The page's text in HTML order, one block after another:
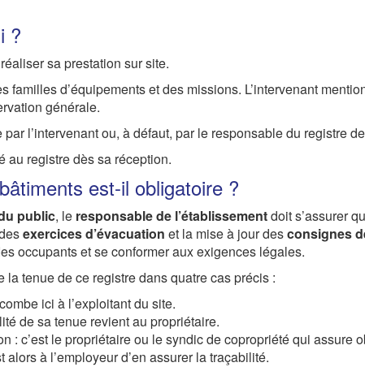
?
sa prestation sur site.
familles d’équipements et des missions. L’intervenant
générale.
l’intervenant ou, à défaut, par le responsable du registre
au registre dès sa réception.
est-il obligatoire ?
public, le responsable de l’établissementdoit s’assurer
exercices d’évacuation et la mise à jour desconsignes
occupants et se conformer aux exigences légales.
tenue de ce registre dans quatre cas précis :
ici à l’exploitant du site.
de sa tenue revient au propriétaire.
: c’est le propriétaire ou le syndic de copropriété qui assure
alors à l’employeur d’en assurer la traçabilité.